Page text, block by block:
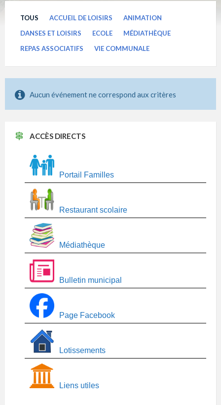
TOUS ACCUEIL DE LOISIRS
ANIMATION
DANSES ET LOISIRS
ECOLE
MÉDIATHÈQUE
REPAS ASSOCIATIFS
VIE COMMUNALE
Aucun événement ne correspond aux critères
ACCÈS DIRECTS
Portail Familles
Restaurant scolaire
Médiathèque
Bulletin municipal
Page Facebook
Lotissements
Liens utiles